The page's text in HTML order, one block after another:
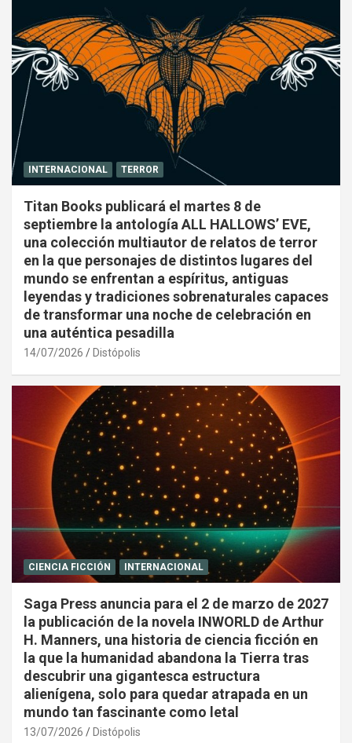
INTERNACIONAL TERROR
Titan Books publicará el martes 8 de
septiembre la antología ALL HALLOWS’ EVE,
una colección multiautor de relatos de terror
en la que personajes de distintos lugares del
mundo se enfrentan a espíritus, antiguas
leyendas y tradiciones sobrenaturales capaces
de transformar una noche de celebración en
una auténtica pesadilla
14/07/2026 Distópolis
CIENCIA FICCIÓN INTERNACIONAL
Saga Press anuncia para el 2 de marzo de 2027
la publicación de la novela INWORLD de Arthur
H. Manners, una historia de ciencia ficción en
la que la humanidad abandona la Tierra tras
descubrir una gigantesca estructura
alienígena, solo para quedar atrapada en un
mundo tan fascinante como letal
13/07/2026 Distópolis